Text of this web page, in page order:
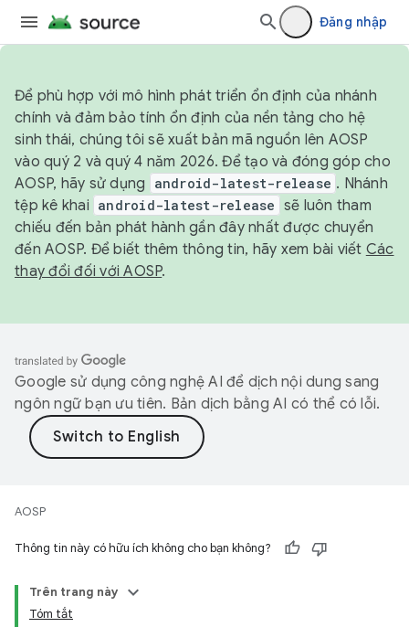
Đăng nhập
Để phù hợp với mô hình phát triển ổn định của nhánh
chính và đảm bảo tính ổn định của nền tảng cho hệ
sinh thái, chúng tôi sẽ xuất bản mã nguồn lên AOSP
vào quý 2 và quý 4 năm 2026. Để tạo và đóng góp cho
AOSP, hãy sử dụng
android-latest-release . Nhánh
tệp kê khai android-latest-release sẽ luôn tham
chiếu đến bản phát hành gần đây nhất được chuyển
đến AOSP. Để biết thêm thông tin, hãy xem bài viết Các
thay đổi đối với AOSP.
Google sử dụng công nghệ AI để dịch nội dung sang
ngôn ngữ bạn ưu tiên. Bản dịch bằng AI có thể có lỗi.
AOSP
Thông tin này có hữu ích không cho bạn không?
Trên trang này
Tóm tắt